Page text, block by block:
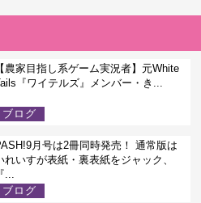
【農家目指し系ゲーム実況者】元White
『ワイテルズ』メンバー・き...
ブログ
月号は2冊同時発売！ 通常版は
れいすが表紙・裏表紙をジャック、
『...
ブログ